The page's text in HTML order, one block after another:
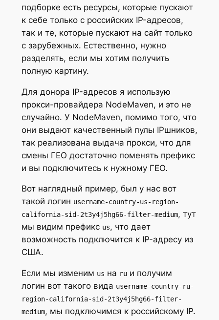
подборке есть ресурсы, которые пускают
к себе только с российских IP-адресов,
так и те, которые пускают на сайт только
с зарубежных. Естественно, нужно
разделять, если мы хотим получить
полную картину.
Для донора IP-адресов я использую
прокси-провайдера NodeMaven, и это не
случайно. У NodeMaven, помимо того, что
они выдают качественный пулы IPшников,
так реализована выдача прокси, что для
смены ГЕО достаточно поменять префикс
и вы подключитесь к нужному ГЕО.
Вот наглядный пример, был у нас вот
такой логин username-country-us-region-
california-sid-2t3y4j5hg66-filter-medium, тут
мы видим префикс us, что дает
возможность подключится к IP-адресу из
США.
Если мы изменим us на ruи получим
логин вот такого вида username-country-ru-
region-california-sid-2t3y4j5hg66-filter-
medium, мы подключимся к российскому IP.